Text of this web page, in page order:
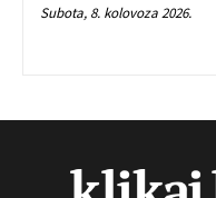
Subota, 8. kolovoza 2026.